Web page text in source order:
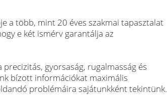
a több, mint 20 éves szakmai tapasztalat
e két ismérv garantálja az
gyorsaság, rugalmasság és
bízott információkat maximális
problémáira sajátunkként tekintünk.